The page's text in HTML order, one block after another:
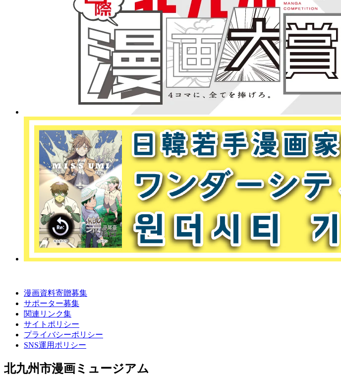
漫画資料寄贈募集
サポーター募集
関連リンク集
サイトポリシー
プライバシーポリシー
SNS運用ポリシー
北九州市漫画ミュージアム